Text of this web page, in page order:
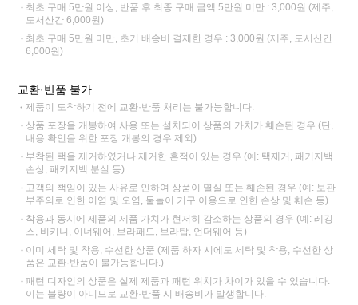
최초 구매 5만원 이상, 반품 후 최종 구매 금액 5만원 미만 : 3,000원 (제주,
도서산간 6,000원)
최초 구매 5만원 미만, 초기 배송비 결제한 경우 : 3,000원 (제주, 도서산간
6,000원)
교환·반품 불가
제품이 도착하기 전에 교환·반품 처리는 불가능합니다.
상품 포장을 개봉하여 사용 또는 설치되어 상품의 가치가 훼손된 경우 (단,
내용 확인을 위한 포장 개봉의 경우 제외)
부착된 택을 제거하였거나 제거한 흔적이 있는 경우 (예: 택제거, 패키지백
손상, 패키지백 분실 등)
고객의 책임이 있는 사유로 인하여 상품이 멸실 또는 훼손된 경우 (예: 보관
부주의로 인한 이염 및 오염, 물놀이 기구 이용으로 인한 손상 및 훼손 등)
착용과 동시에 제품의 제품 가치가 현저히 감소하는 상품의 경우 (예: 레깅
스, 비키니, 이너웨어, 브라패드, 브라탑, 언더웨어 등)
이미 세탁 및 착용, 수선한 상품 (제품 하자 시에도 세탁 및 착용, 수선한 상
품은 교환·반품이 불가능합니다.)
패턴 디자인의 상품은 실제 제품과 패턴 위치가 차이가 있을 수 있습니다.
이는 불량이 아니므로 교환·반품 시 배송비가 발생합니다.